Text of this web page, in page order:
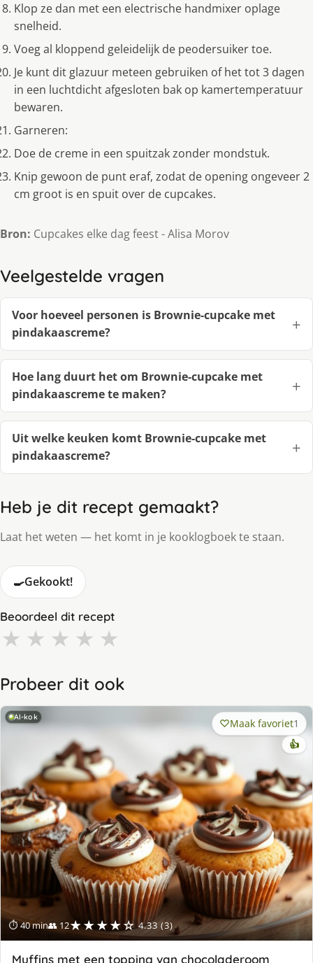
Klop ze dan met een electrische handmixer oplage
snelheid.
Voeg al kloppend geleidelijk de peodersuiker toe.
Je kunt dit glazuur meteen gebruiken of het tot 3 dagen
in een luchtdicht afgesloten bak op kamertemperatuur
bewaren.
Garneren:
Doe de creme in een spuitzak zonder mondstuk.
Knip gewoon de punt eraf, zodat de opening ongeveer 2
cm groot is en spuit over de cupcakes.
Bron: Cupcakes elke dag feest - Alisa Morov
Veelgestelde vragen
Voor hoeveel personen is Brownie-cupcake met
pindakaascreme?
Hoe lang duurt het om Brownie-cupcake met
pindakaascreme te maken?
Uit welke keuken komt Brownie-cupcake met
pindakaascreme?
Heb je dit recept gemaakt?
Laat het weten — het komt in je kooklogboek te staan.
🍳Gekookt!
Beoordeel dit recept
★ ★ ★ ★ ★
Probeer dit ook
AI-kok
⏱ 40 min👥 12★★★★☆ 4.33 (3)
Maak favoriet1
👍
Muffins met een topping van chocoladeroom